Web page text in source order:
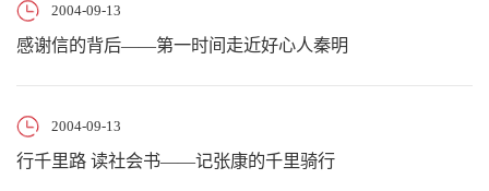
2004-09-13
感谢信的背后——第一时间走近好心人秦明
2004-09-13
行千里路 读社会书——记张康的千里骑行